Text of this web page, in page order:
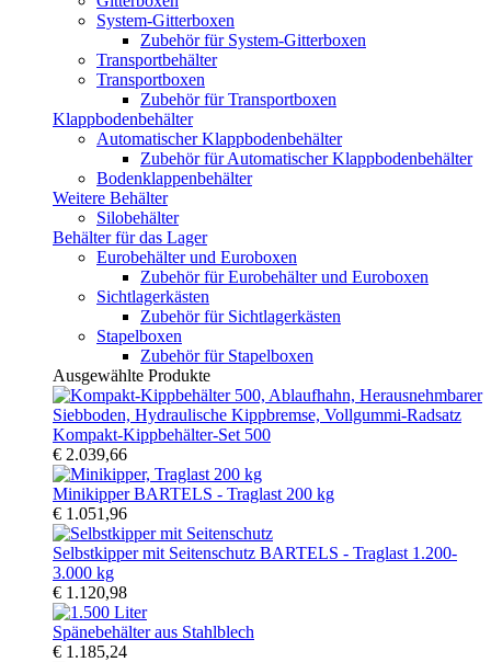
System-Gitterboxen
Zubehör für System-Gitterboxen
Transportbehälter
Transportboxen
Zubehör für Transportboxen
Klappbodenbehälter
Automatischer Klappbodenbehälter
Zubehör für Automatischer Klappbodenbehälter
Bodenklappenbehälter
Weitere Behälter
Silobehälter
Behälter für das Lager
Eurobehälter und Euroboxen
Zubehör für Eurobehälter und Euroboxen
Sichtlagerkästen
Zubehör für Sichtlagerkästen
Stapelboxen
Zubehör für Stapelboxen
Ausgewählte Produkte
Kompakt-Kippbehälter-Set 500
€ 2.039,66
Minikipper BARTELS - Traglast 200 kg
€ 1.051,96
Selbstkipper mit Seitenschutz BARTELS - Traglast 1.200-
3.000 kg
€ 1.120,98
Spänebehälter aus Stahlblech
€ 1.185,24